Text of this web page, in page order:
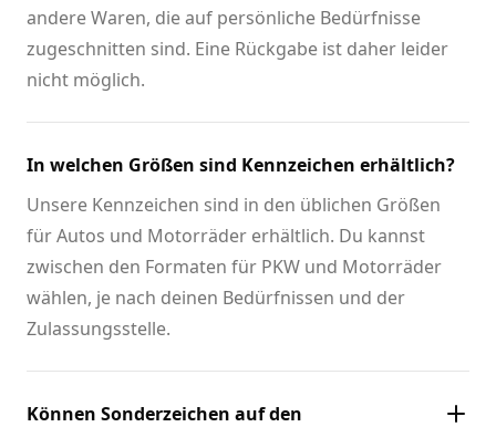
andere Waren, die auf persönliche Bedürfnisse
zugeschnitten sind. Eine Rückgabe ist daher leider
nicht möglich.
In welchen Größen sind Kennzeichen erhältlich?
Unsere Kennzeichen sind in den üblichen Größen
für Autos und Motorräder erhältlich. Du kannst
zwischen den Formaten für PKW und Motorräder
wählen, je nach deinen Bedürfnissen und der
Zulassungsstelle.
Können Sonderzeichen auf den